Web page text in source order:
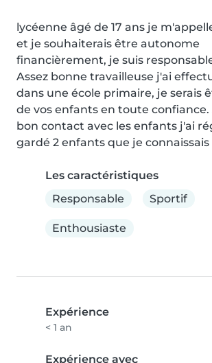
lycéenne âgé de 17 ans je
et je souhaiterais être autonome
financièrement, je suis
Assez bonne travailleuse j'ai
dans une école primaire, je serais
de vos enfants en toute confiance.
bon contact avec les enfants j'ai
gardé 2 enfants que je connaissais
Les caractéristiques
Responsable
Sportif
Enthousiaste
Expérience
< 1 an
Expérience avec